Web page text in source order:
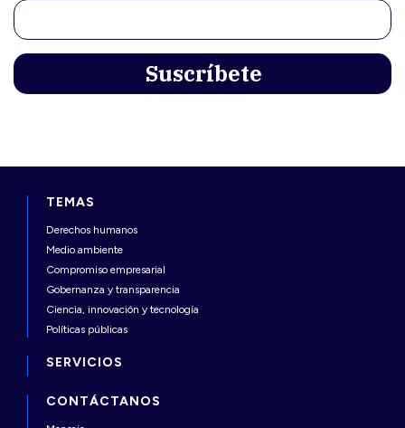
TEMAS
Derechos humanos
Medio ambiente
Compromiso empresarial
Gobernanza y transparencia
Ciencia, innovación y tecnología
Políticas públicas
SERVICIOS
CONTÁCTANOS